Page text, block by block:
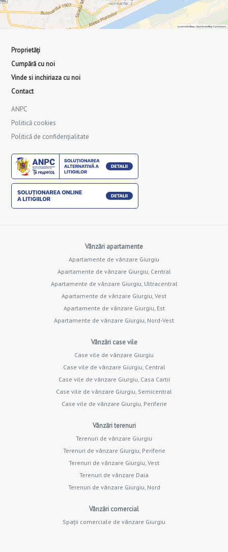
Proprietăți
Cumpără cu noi
Vinde si inchiriaza cu noi
Contact
ANPC
Politică cookies
Politică de confidențialitate
Vânzări apartamente
Apartamente de vânzare Giurgiu
Apartamente de vânzare Giurgiu, Central
Apartamente de vânzare Giurgiu, Ultracentral
Apartamente de vânzare Giurgiu, Vest
Apartamente de vânzare Giurgiu, Est
Apartamente de vânzare Giurgiu, Nord-Vest
Vânzări case vile
Case vile de vânzare Giurgiu
Case vile de vânzare Giurgiu, Central
Case vile de vânzare Giurgiu, Casa Cartii
Case vile de vânzare Giurgiu, Semicentral
Case vile de vânzare Giurgiu, Periferie
Vânzări terenuri
Terenuri de vânzare Giurgiu
Terenuri de vânzare Giurgiu, Periferie
Terenuri de vânzare Giurgiu, Vest
Terenuri de vânzare Daia
Terenuri de vânzare Giurgiu, Nord
Vânzări comercial
Spații comerciale de vânzare Giurgiu